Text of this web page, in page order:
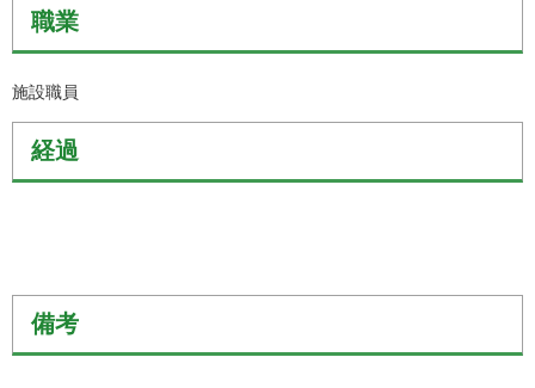
職業
施設職員
経過
備考